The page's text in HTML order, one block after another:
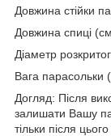
Довжина стійки
Довжина спиці
Діаметр
Вага парасольки
Догляд: Після
залишати Вашу
тільки після